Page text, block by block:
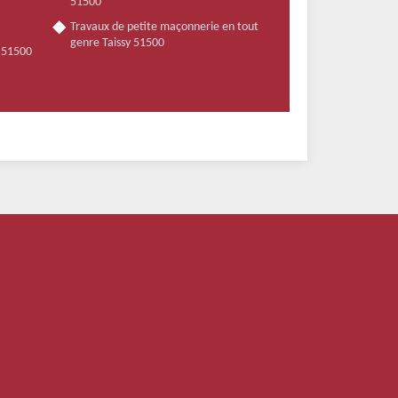
Travaux de petite maçonnerie en tout
genre Taissy 51500